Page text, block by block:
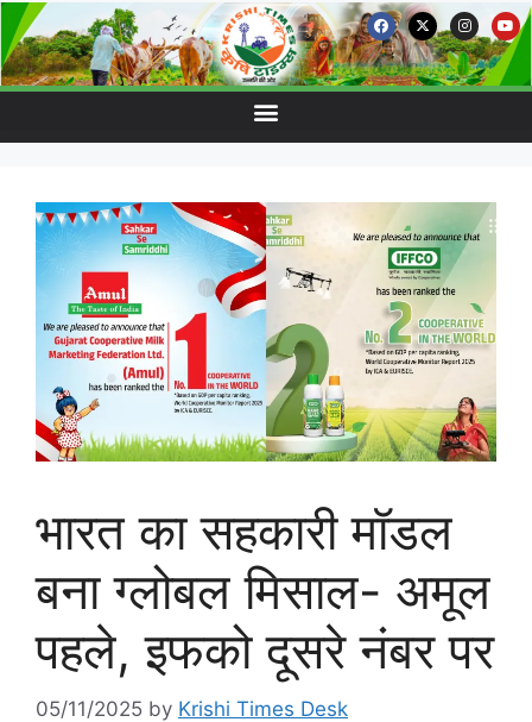
भारत का सहकारी मॉडल
बना ग्लोबल मिसाल- अमूल
पहले, इफको दूसरे नंबर पर
05/11/2025 by Krishi Times Desk